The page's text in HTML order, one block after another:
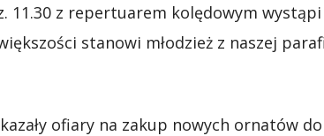
11.30 z repertuarem kolędowym
stanowi młodzież z naszej
ofiary na zakup nowych ornatów